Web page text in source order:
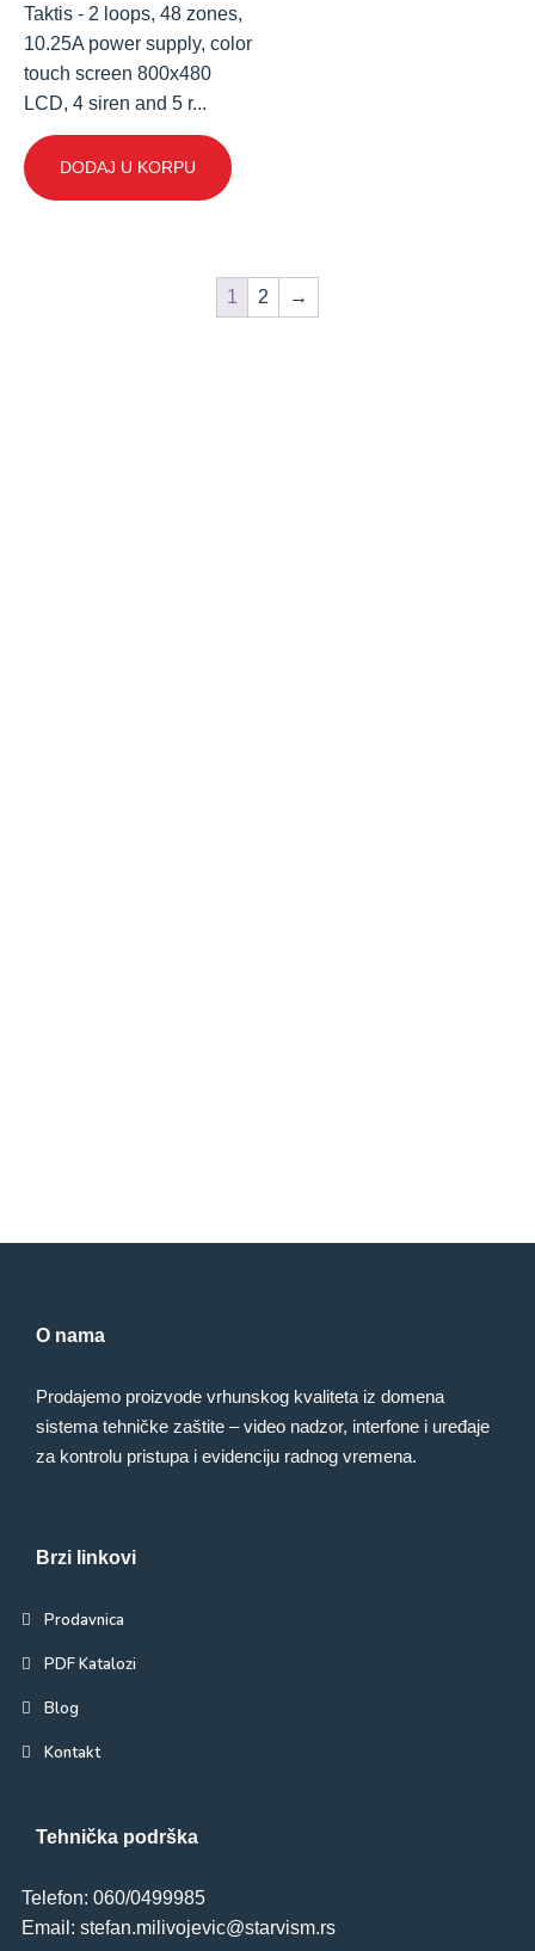
Taktis - 2 loops, 48 zones,
10.25A power supply, color
touch screen 800x480
LCD, 4 siren and 5 r...
DODAJ U KORPU
1 2 →
O nama
Prodajemo proizvode vrhunskog kvaliteta iz domena
sistema tehničke zaštite – video nadzor, interfone i uređaje
za kontrolu pristupa i evidenciju radnog vremena.
Brzi linkovi
Prodavnica
PDF Katalozi
Blog
Kontakt
Tehnička podrška
Telefon: 060/0499985
Email: stefan.milivojevic@starvism.rs